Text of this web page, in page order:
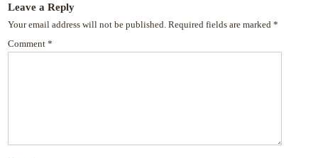
Leave a Reply
Your email address will not be published. Required fields are marked*
Comment*